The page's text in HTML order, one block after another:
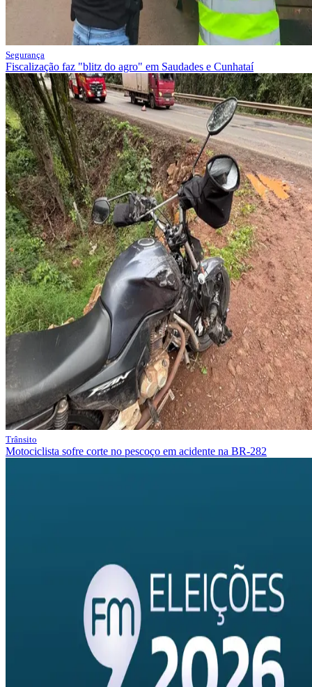
Segurança
Fiscalização faz "blitz do agro" em Saudades e Cunhataí
Trânsito
Motociclista sofre corte no pescoço em acidente na BR-282